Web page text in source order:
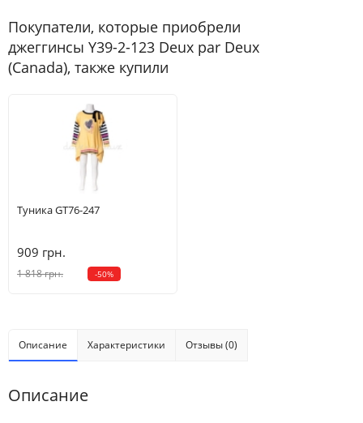
Покупатели, которые приобрели
джеггинсы Y39-2-123 Deux par Deux
(Canada), также купили
Туника GT76-247
909 грн.
1 818 грн. -50%
Описание Характеристики Отзывы (0)
Описание